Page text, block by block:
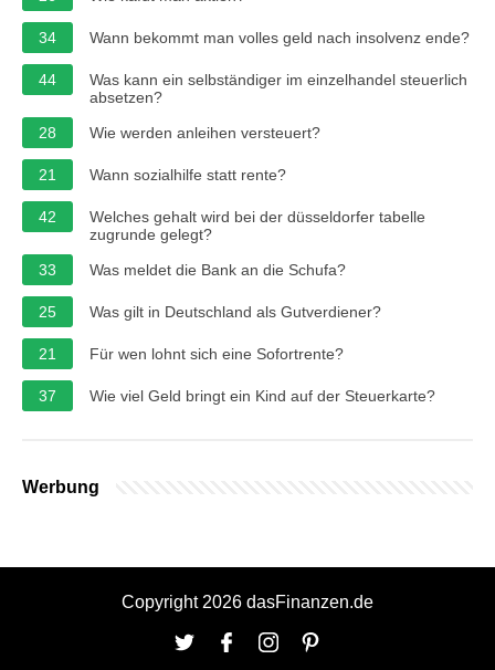
34 Wann bekommt man volles geld nach insolvenz ende?
44
Was kann ein selbständiger im einzelhandel steuerlich
absetzen?
28
Wie werden anleihen versteuert?
21 Wann sozialhilfe statt rente?
42
Welches gehalt wird bei der düsseldorfer tabelle
zugrunde gelegt?
33
Was meldet die Bank an die Schufa?
25 Was gilt in Deutschland als Gutverdiener?
21 Für wen lohnt sich eine Sofortrente?
37 Wie viel Geld bringt ein Kind auf der Steuerkarte?
Werbung
Copyright 2026 dasFinanzen.de